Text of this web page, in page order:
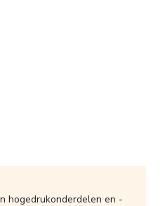
hogedrukonderdelen en -